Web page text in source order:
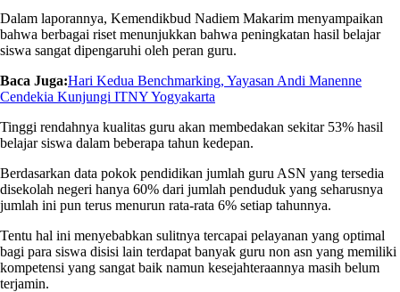
Dalam laporannya, Kemendikbud Nadiem Makarim menyampaikan
bahwa berbagai riset menunjukkan bahwa peningkatan hasil belajar
siswa sangat dipengaruhi oleh peran guru.
Baca Juga:Hari Kedua Benchmarking, Yayasan Andi Manenne
Cendekia Kunjungi ITNY Yogyakarta
Tinggi rendahnya kualitas guru akan membedakan sekitar 53% hasil
belajar siswa dalam beberapa tahun kedepan.
Berdasarkan data pokok pendidikan jumlah guru ASN yang tersedia
disekolah negeri hanya 60% dari jumlah penduduk yang seharusnya
jumlah ini pun terus menurun rata-rata 6% setiap tahunnya.
Tentu hal ini menyebabkan sulitnya tercapai pelayanan yang optimal
bagi para siswa disisi lain terdapat banyak guru non asn yang memiliki
kompetensi yang sangat baik namun kesejahteraannya masih belum
terjamin.